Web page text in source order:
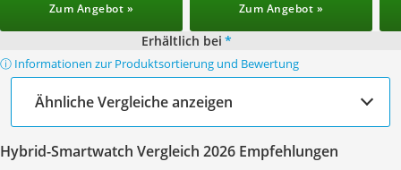
Zum Angebot » Zum Angebot »
Erhältlich bei *
ⓘ Informationen zur Produktsortierung und Bewertung
Ähnliche Vergleiche anzeigen
Hybrid-Smartwatch Vergleich 2026 Empfehlungen